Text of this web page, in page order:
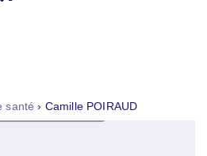
santé › Camille POIRAUD